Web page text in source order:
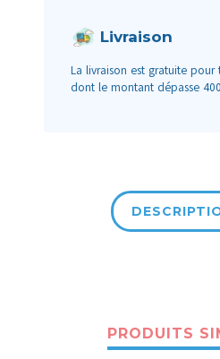
Livraison
La livraison est gratuite
dont le montant dépasse
PRODUITS